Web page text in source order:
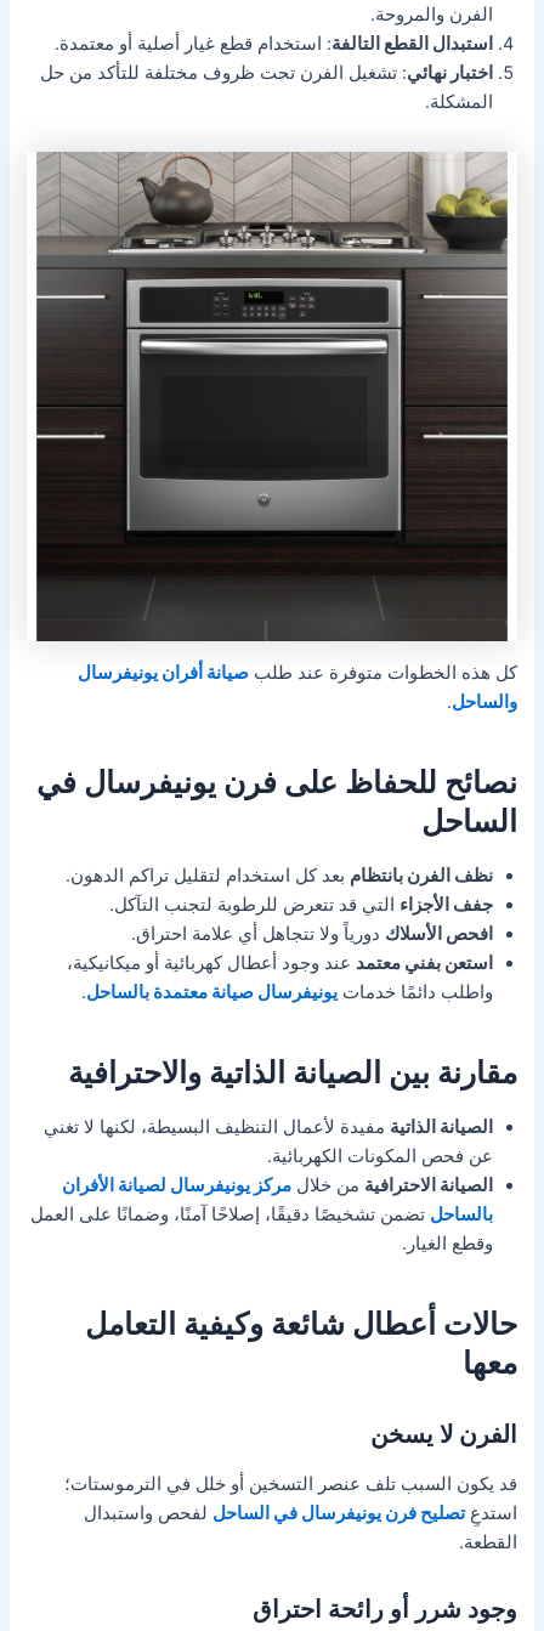
الفرن والمروحة.
استبدال القطع التالفة: استخدام قطع غيار أصلية أو معتمدة.
اختبار نهائي: تشغيل الفرن تحت ظروف مختلفة للتأكد من حل
المشكلة.
كل هذه الخطوات متوفرة عند طلبصيانة أفران يونيفرسال
والساحل.
نصائح للحفاظ على فرن يونيفرسال في
الساحل
نظف الفرن بانتظام بعد كل استخدام لتقليل تراكم الدهون.
جفف الأجزاء التي قد تتعرض للرطوبة لتجنب التآكل.
افحص الأسلاك دورياً ولا تتجاهل أي علامة احتراق.
استعن بفني معتمد عند وجود أعطال كهربائية أو ميكانيكية،
واطلب دائمًا خدماتيونيفرسال صيانة معتمدة بالساحل.
مقارنة بين الصيانة الذاتية والاحترافية
الصيانة الذاتية مفيدة لأعمال التنظيف البسيطة، لكنها لا تغني
عن فحص المكونات الكهربائية.
الصيانة الاحترافية من خلالمركز يونيفرسال لصيانة الأفران
بالساحل تضمن تشخيصًا دقيقًا، إصلاحًا آمنًا، وضمانًا على العمل
وقطع الغيار.
حالات أعطال شائعة وكيفية التعامل
معها
الفرن لا يسخن
قد يكون السبب تلف عنصر التسخين أو خلل في الترموستات؛
استدعِتصليح فرن يونيفرسال في الساحل لفحص واستبدال
القطعة.
وجود شرر أو رائحة احتراق